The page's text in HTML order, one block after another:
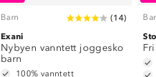
Barn (14)
Exani
Nybyen vanntett joggesko
barn
100% vanntett